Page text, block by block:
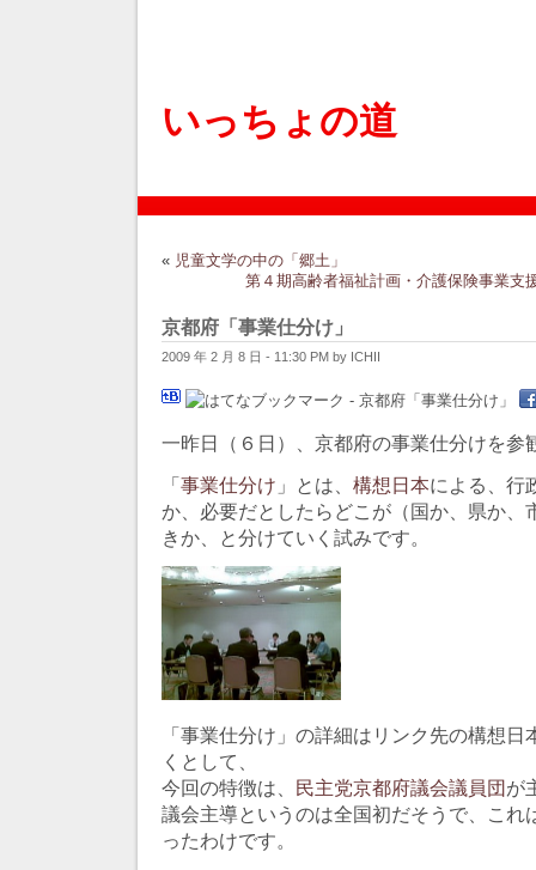
いっちょの道
« 児童文学の中の「郷土」
第４期高齢者福祉計画・介護保険事業支
京都府「事業仕分け」
2009 年 2 月 8 日 - 11:30 PM by ICHII
一昨日（６日）、京都府の事業仕分けを参
「事業仕分け 」とは、 構想日本による、行
か、必要だとしたらどこが（国か、県か、
きか、と分けていく試みです。
「事業仕分け」の詳細はリンク先の構想
くとして、
今回の特徴は、
民主党京都府議会議員団 が
議会主導というのは全国初だそうで、これ
ったわけです。